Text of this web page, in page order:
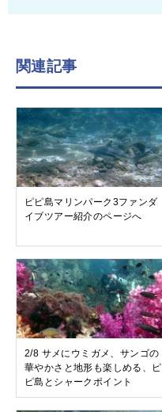
関連記事
ピピ島マリンパーク3ファンダ
イブツアー紹介のページへ
2/8 サメにウミガメ、サンゴの
華やかさと地形も楽しめる、ピ
ピ島とシャークポイント